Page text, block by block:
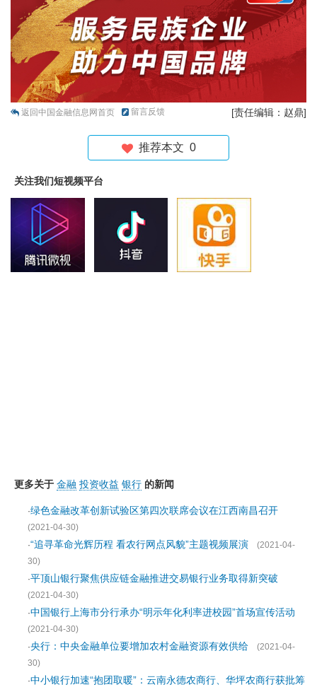
返回中国金融信息网首页 留言反馈 [责任编辑：赵鼎]
推荐本文 0
关注我们短视频平台
更多关于 金融 投资收益 银行 的新闻
·绿色金融改革创新试验区第四次联席会议在江西南昌召开
(2021-04-30)
·“追寻革命光辉历程 看农行网点风貌”主题视频展演
(2021-04-
30)
·平顶山银行聚焦供应链金融推进交易银行业务取得新突破
(2021-04-30)
·中国银行上海市分行承办“明示年化利率进校园”首场宣传活动
(2021-04-30)
·央行：中央金融单位要增加农村金融资源有效供给
(2021-04-
30)
·中小银行加速“抱团取暖”：云南永德农商行、华坪农商行获批筹